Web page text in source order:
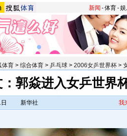
新闻 -体育-
体育 > 综合体育 > 乒乓球 > 2006女乒世界杯 >
：郭焱进入女乒世界
新华社 我